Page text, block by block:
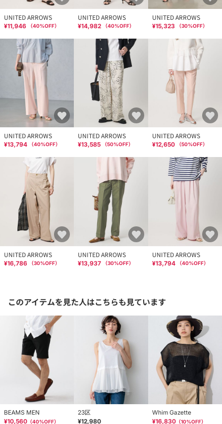
UNITED ARROWS
¥11,946 （40%OFF）
UNITED ARROWS
¥14,982 （40%OFF）
UNITED ARROWS
¥15,323 （30%OFF）
UNITED ARROWS
¥13,794 （40%OFF）
UNITED ARROWS
¥13,585 （50%OFF）
UNITED ARROWS
¥12,650 （50%OFF）
UNITED ARROWS
¥16,786 （30%OFF）
UNITED ARROWS
¥13,937 （30%OFF）
UNITED ARROWS
¥13,794 （40%OFF）